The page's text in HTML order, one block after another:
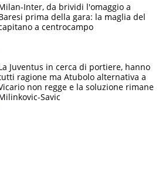
Inter, da brividi l'omaggio a
prima della gara: la maglia del
a centrocampo
Juventus in cerca di portiere, hanno
ragione ma Atubolo alternativa a
non regge e la soluzione rimane
Savic